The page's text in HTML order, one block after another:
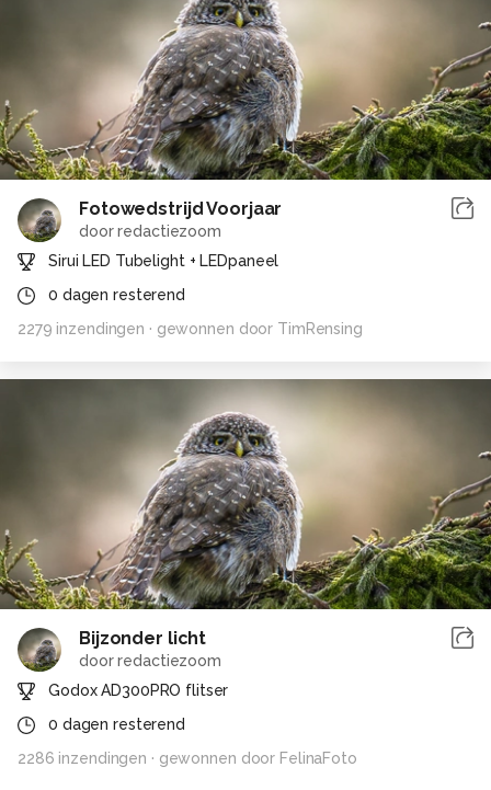
Fotowedstrijd Voorjaar
doorredactiezoom
Sirui LED Tubelight + LEDpaneel
0 dagen resterend
2279 inzendingen · gewonnen door TimRensing
Bijzonder licht
doorredactiezoom
Godox AD300PRO flitser
0 dagen resterend
2286 inzendingen · gewonnen door FelinaFoto